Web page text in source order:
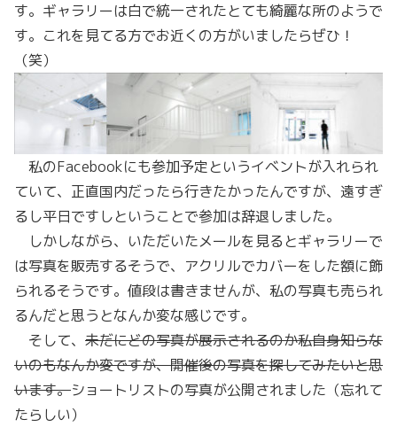
す。ギャラリーは白で統一されたとても綺麗な所のようで
す。これを見てる方でお近くの方がいましたらぜひ！
（笑）
私のFacebookにも参加予定というイベントが入れられ
ていて、正直国内だったら行きたかったんですが、遠すぎ
るし平日ですしということで参加は辞退しました。
しかしながら、いただいたメールを見るとギャラリーで
は写真を販売するそうで、アクリルでカバーをした額に飾
られるそうです。値段は書きませんが、私の写真も売られ
るんだと思うとなんか変な感じです。
そして、 未だにどの写真が展示されるのか私自身知らな
いのもなんか変ですが、開催後の写真を探してみたいと思
います。ショートリストの写真が公開されました（忘れて
たらしい）